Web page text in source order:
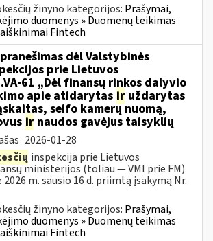
žinyno kategorijos: Prašymai,
duomenys » Duomenų teikimas
Fintech
dėl Valstybinės
prie Lietuvos
61 „Dėl finansų rinkos dalyvio
apie atidarytas ir uždarytas
seifo kamerų nuomą,
ir naudos gavėjus taisyklių
2026-01-28
inspekcija prie Lietuvos
ministerijos (toliau — VMI prie FM)
m. sausio 16 d. priimtą įsakymą Nr.
žinyno kategorijos: Prašymai,
duomenys » Duomenų teikimas
Fintech